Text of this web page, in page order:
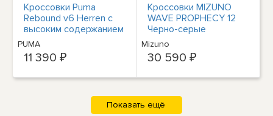
Кроссовки Puma
Rebound v6 Herren с
высоким содержанием
гнили
PUMA
11 390 ₽
Кроссовки MIZUNO
WAVE PROPHECY 12
Черно-серые
J1GC2300 US7(25 см)
Mizuno
30 590 ₽